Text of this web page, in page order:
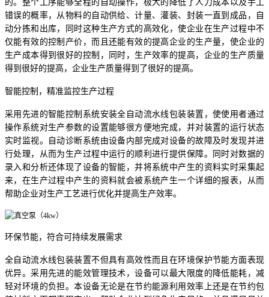
的。整个工序能够全程的自动操作，极大的降低了人力成本以及手工
错误的概率，从物料的自动供给、计量、灌装、封装一直到成品，自
动分拣和出库，同时这种生产方式的高效化，使企业在生产过程中不
仅能有效的控制产价，而且还能有效的提高企业的生产量，使企业的
生产成本得到很好的控制，同时，生产效率的提高，企业的生产质量
得到很好的提高，企业生产质量得到了很好的提高。
智能控制，精准监控生产过程
采用先进的智能控制系统安装全自动流水线包装装置，使使用者通过
操作系统对生产参数的设置能够很方便地完成，并对装置的运行状态
实时监视。自动诊断系统由设备内部完成对设备的故障及时发现并进
行处理，从而为生产过程中运行的顺利进行提供保障。同时对数据的
录入和分析还体现了设备的智能，并将系统中产生的资料实时采集起
来，在生产过程中产生的资料就会被系统产生一个详细的报表，从而
帮助企业对生产工艺进行优化并提高生产效率。
环保节能，符合可持续发展需求
全自动流水线包装装置不但具有高效性而且在环境保护节能方面表现
优异。采用先进的能效管理技术，设备可以最大限度的降低能耗，减
轻对环境的负担。本设备无论是在节约能源利用效率上还是在节约包